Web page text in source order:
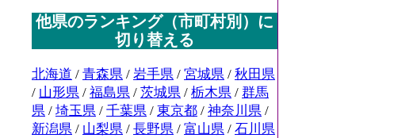
他県のランキング（市町村別）に
切り替える
北海道 / 青森県 / 岩手県 / 宮城県 / 秋田県
/ 山形県 / 福島県 / 茨城県 / 栃木県 / 群馬
県 / 埼玉県 / 千葉県 / 東京都 / 神奈川県 /
新潟県 / 山梨県 / 長野県 / 富山県 / 石川県